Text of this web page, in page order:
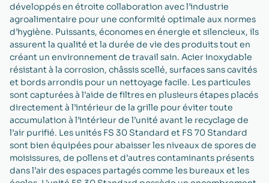
développés en étroite collaboration avec l’industrie
agroalimentaire pour une conformité optimale aux normes
d’hygiène. Puissants, économes en énergie et silencieux, ils
assurent la qualité et la durée de vie des produits tout en
créant un environnement de travail sain. Acier inoxydable
résistant à la corrosion, châssis scellé, surfaces sans cavités
et bords arrondis pour un nettoyage facile. Les particules
sont capturées à l’aide de filtres en plusieurs étapes placés
directement à l’intérieur de la grille pour éviter toute
accumulation à l’intérieur de l’unité avant le recyclage de
l’air purifié. Les unités FS 30 Standard et FS 70 Standard
sont bien équipées pour abaisser les niveaux de spores de
moisissures, de pollens et d’autres contaminants présents
dans l’air des espaces partagés comme les bureaux et les